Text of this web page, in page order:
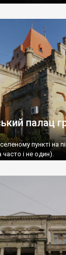
палац
пункті на
часто і не один).